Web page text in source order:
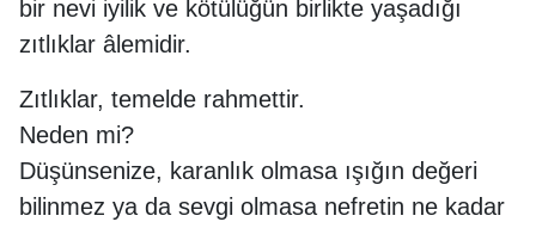
bir nevi iyilik ve kötülüğün birlikte yaşadığı
zıtlıklar âlemidir.
Zıtlıklar, temelde rahmettir.
Neden mi?
Düşünsenize, karanlık olmasa ışığın değeri
bilinmez ya da sevgi olmasa nefretin ne kadar